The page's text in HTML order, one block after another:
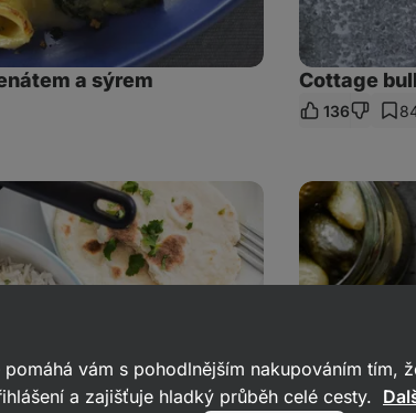
a sýrem Cottage
136
Čočka
na
kyselo
bez
mouky
vám s pohodlnějším nakupováním tím,
a zajišťuje hladký průběh celé cesty.